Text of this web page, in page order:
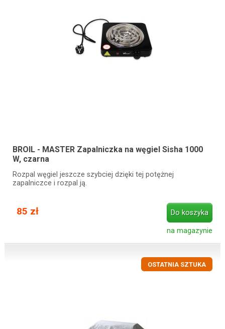
BROIL - MASTER Zapalniczka na węgiel Sisha 1000
W, czarna
Rozpal węgiel jeszcze szybciej dzięki tej potężnej
zapalniczce i rozpal ją.
85 zł Do koszyka
na magazynie
OSTATNIA SZTUKA